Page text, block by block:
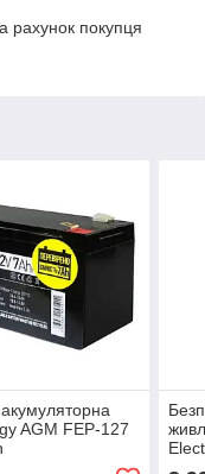
рахунок покупця
AGM FEP-127